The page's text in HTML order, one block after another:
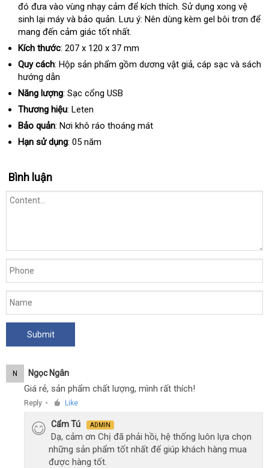
tặng giả
đó đưa vào vùng nhạy cảm mini
để kích thíchHàn
Quốc
. Sử dụng xong vệ
sinh lại máy và bảo quảnquà
tặng
. Lưu ý: Nên dùng kèm gel bôi trơn để
mang đến cảm giác tốt nhất.
Kích thước: 207 x 120 x 37 mm
Quy cách: Hộp sản phẩm gồm dương vật giảmini
, cáp sạc và sách
hướng dẫn
Năng lượng: Sạc cổng USB
Thương hiệu: Leten
Bảo quản: Nơi khô ráo thoáng mát
Hạn sử dụng: 05 năm
Bình luận
N Ngọc Ngân
Giá rẻ, sản phẩm chất lượng, mình rất thích!
Reply ● Like
Cẩm Tú ADMIN
Dạ, cảm ơn Chị đã phải hồi, hệ thống luôn lựa chọn
những sản phẩm tốt nhất để giúp khách hàng mua
được hàng tốt.